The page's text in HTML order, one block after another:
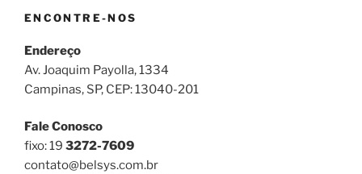
ENCONTRE-NOS
Endereço
Av. Joaquim Payolla, 1334
Campinas, SP, CEP: 13040-201
Fale Conosco
fixo: 19 3272-7609
contato@belsys.com.br